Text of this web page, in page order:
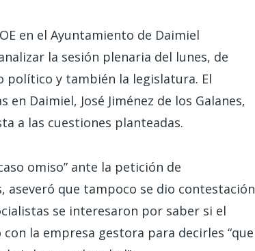
en el Ayuntamiento de Daimiel
la sesión plenaria del lunes, de
político y también la legislatura. El
Daimiel, José Jiménez de los Galanes,
a las cuestiones planteadas.
omiso” ante la petición de
aseveró que tampoco se dio contestación
se interesaron por saber si el
la empresa gestora para decirles “que